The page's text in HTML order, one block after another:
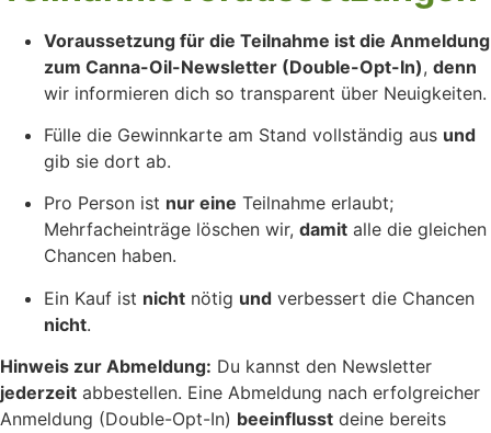
Voraussetzung für die Teilnahme ist die Anmeldung
zum Canna-Oil-Newsletter (Double-Opt-In), denn
wir informieren dich so transparent über Neuigkeiten.
Fülle die Gewinnkarte am Stand vollständig aus und
gib sie dort ab.
Pro Person ist nur eine Teilnahme erlaubt;
Mehrfacheinträge löschen wir, damit alle die gleichen
Chancen haben.
Ein Kauf ist nicht nötig und verbessert die Chancen
nicht.
Hinweis zur Abmeldung: Du kannst den Newsletter
jederzeit abbestellen. Eine Abmeldung nach erfolgreicher
Anmeldung (Double-Opt-In) beeinflusst deine bereits